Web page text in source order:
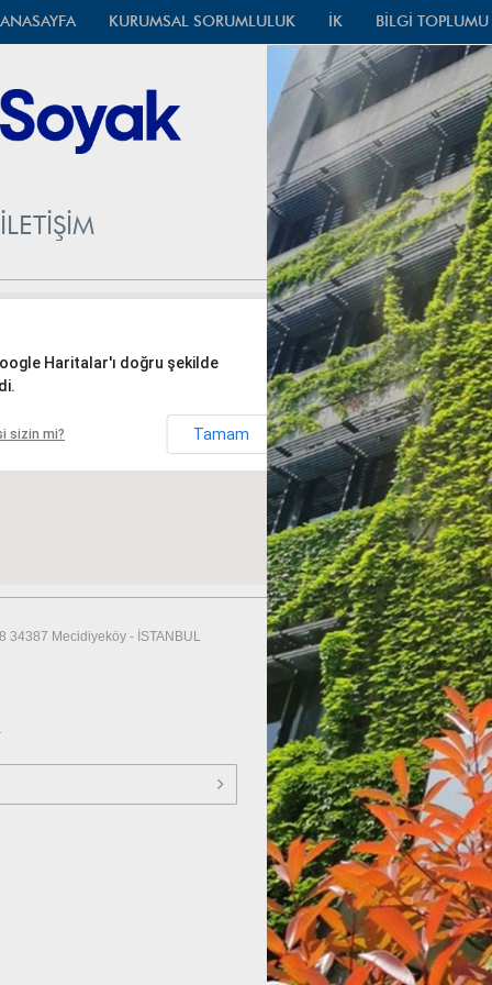
Haritalar'ı doğru şekilde
sizin mi? Tamam
34387 Mecidiyeköy - İSTANBUL
ANASAYFA KURUMSAL SORUMLULUK İK BİLGİ TOPLUMU
İLETİŞİM